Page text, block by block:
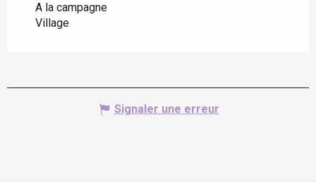
A la campagne
Village
Signaler une erreur